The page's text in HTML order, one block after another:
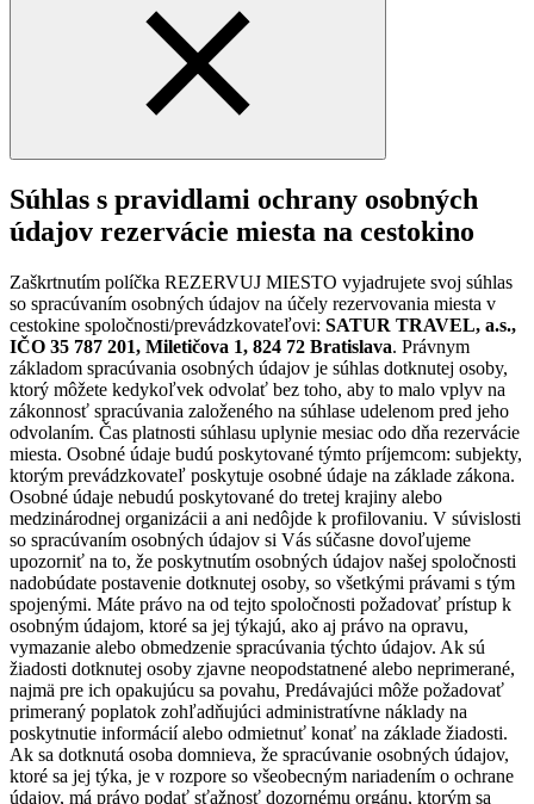
Súhlas s pravidlami ochrany osobných
údajov rezervácie miesta na cestokino
Zaškrtnutím políčka REZERVUJ MIESTO vyjadrujete svoj súhlas
so spracúvaním osobných údajov na účely rezervovania miesta v
cestokine spoločnosti/prevádzkovateľovi: SATUR TRAVEL, a.s.,
IČO 35 787 201, Miletičova 1, 824 72 Bratislava. Právnym
základom spracúvania osobných údajov je súhlas dotknutej osoby,
ktorý môžete kedykoľvek odvolať bez toho, aby to malo vplyv na
zákonnosť spracúvania založeného na súhlase udelenom pred jeho
odvolaním. Čas platnosti súhlasu uplynie mesiac odo dňa rezervácie
miesta. Osobné údaje budú poskytované týmto príjemcom: subjekty,
ktorým prevádzkovateľ poskytuje osobné údaje na základe zákona.
Osobné údaje nebudú poskytované do tretej krajiny alebo
medzinárodnej organizácii a ani nedôjde k profilovaniu. V súvislosti
so spracúvaním osobných údajov si Vás súčasne dovoľujeme
upozorniť na to, že poskytnutím osobných údajov našej spoločnosti
nadobúdate postavenie dotknutej osoby, so všetkými právami s tým
spojenými. Máte právo na od tejto spoločnosti požadovať prístup k
osobným údajom, ktoré sa jej týkajú, ako aj právo na opravu,
vymazanie alebo obmedzenie spracúvania týchto údajov. Ak sú
žiadosti dotknutej osoby zjavne neopodstatnené alebo neprimerané,
najmä pre ich opakujúcu sa povahu, Predávajúci môže požadovať
primeraný poplatok zohľadňujúci administratívne náklady na
poskytnutie informácií alebo odmietnuť konať na základe žiadosti.
Ak sa dotknutá osoba domnieva, že spracúvanie osobných údajov,
ktoré sa jej týka, je v rozpore so všeobecným nariadením o ochrane
údajov, má právo podať sťažnosť dozornému orgánu, ktorým sa